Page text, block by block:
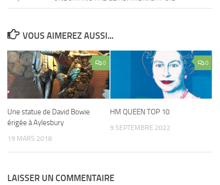
VOUS AIMEREZ AUSSI...
0
Une statue de David Bowie
érigée à Aylesbury
19 MARS 2018
0
HM QUEEN TOP 10
9 SEPTEMBRE 2022
LAISSER UN COMMENTAIRE